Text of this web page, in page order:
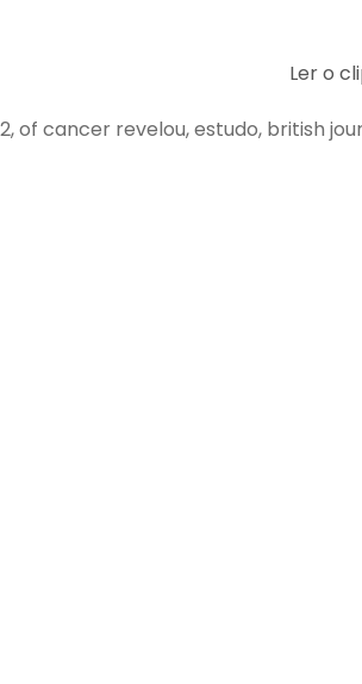
Ler o
of cancer revelou, estudo, british